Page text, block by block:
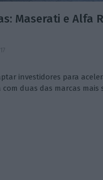
Maserati e Alfa
investidores para
duas das marcas mais